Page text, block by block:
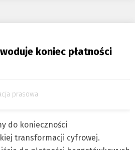
koniec płatności
prasowa
do konieczności
transformacji cyfrowej.